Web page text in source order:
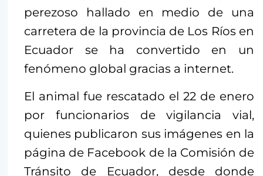
perezoso hallado en medio de una
carretera de la provincia de Los Ríos en
Ecuador se ha convertido en un
fenómeno global gracias a internet.
El animal fue rescatado el 22 de enero
por funcionarios de vigilancia vial,
quienes publicaron sus imágenes en la
página de Facebook de la Comisión de
Tránsito de Ecuador, desde donde